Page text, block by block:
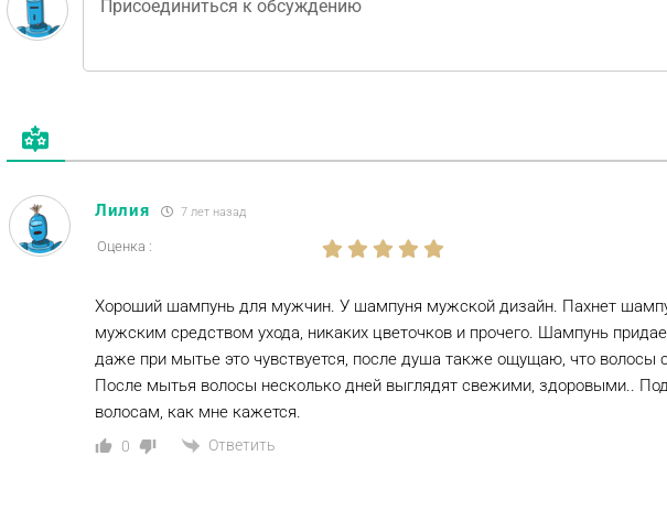
Лилия 7 лет назад
Оценка :
Хороший шампунь для мужчин. У шампуня мужской дизайн. Пахнет
мужским средством ухода, никаких цветочков и прочего. Шампунь
даже при мытье это чувствуется, после душа также ощущаю, что волосы
После мытья волосы несколько дней выглядят свежими, здоровыми..
волосам, как мне кажется.
0 Ответить